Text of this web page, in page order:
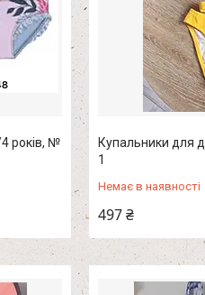
років, №
Купальники для
1
Немає в наявності
497 ₴